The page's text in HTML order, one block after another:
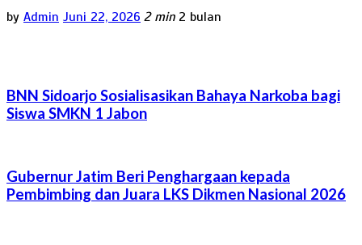
by Admin Juni 22, 2026 2 min 2 bulan
BNN Sidoarjo Sosialisasikan Bahaya Narkoba bagi
Siswa SMKN 1 Jabon
Gubernur Jatim Beri Penghargaan kepada
Pembimbing dan Juara LKS Dikmen Nasional 2026